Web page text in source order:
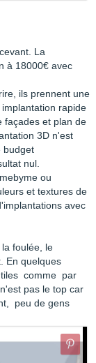
La
à 18000€ avec
ils prennent une
rapide
façades et plan de
3D n'est
budget
nul.
ou
et textures de
avec
foulée, le
En quelques
comme par
pas le top car
peu de gens